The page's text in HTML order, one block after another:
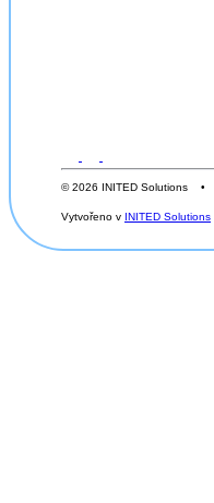
© 2026 INITED Solutions •
Vytvořeno v INITED Solutions